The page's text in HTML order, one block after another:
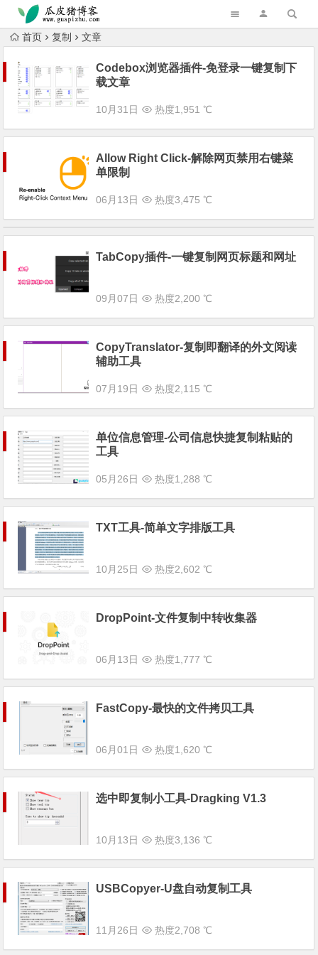
跳转到主内容
首页 复制 文章
Codebox浏览器插件-免登录一键复制下
载文章
10月31日 热度1,951 ℃
Allow Right Click-解除网页禁用右键菜
单限制
06月13日 热度3,475 ℃
TabCopy插件-一键复制网页标题和网址
09月07日 热度2,200 ℃
CopyTranslator-复制即翻译的外文阅读
辅助工具
07月19日 热度2,115 ℃
单位信息管理-公司信息快捷复制粘贴的
工具
05月26日 热度1,288 ℃
TXT工具-简单文字排版工具
10月25日 热度2,602 ℃
DropPoint-文件复制中转收集器
06月13日 热度1,777 ℃
FastCopy-最快的文件拷贝工具
06月01日 热度1,620 ℃
选中即复制小工具-Dragking V1.3
10月13日 热度3,136 ℃
USBCopyer-U盘自动复制工具
11月26日 热度2,708 ℃